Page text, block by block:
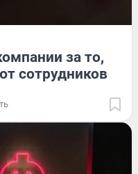
за то,
сотрудников